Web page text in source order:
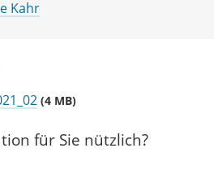
Kahr
(4 MB)
für Sie nützlich?